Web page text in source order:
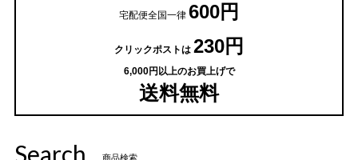
宅配便全国一律 600円
クリックポストは 230円
6,000円以上のお買上げで
送料無料
Search 商品検索